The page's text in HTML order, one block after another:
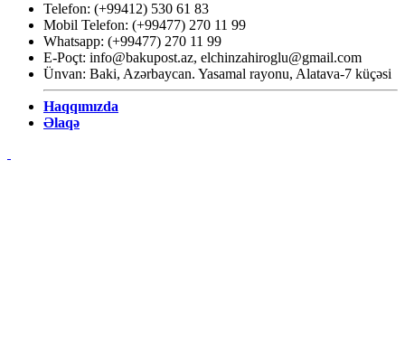
Telefon: (+99412) 530 61 83
Mobil Telefon: (+99477) 270 11 99
Whatsapp: (+99477) 270 11 99
E-Poçt: info@bakupost.az, elchinzahiroglu@gmail.com
Ünvan: Baki, Azərbaycan. Yasamal rayonu, Alatava-7 küçəsi
Haqqımızda
Əlaqə